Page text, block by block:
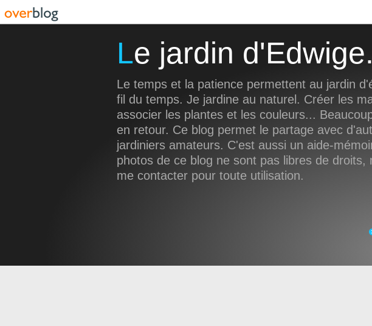
Le jardin d'Edwige.
Le temps et la patience permettent au jardin
fil du temps. Je jardine au naturel. Créer les
associer les plantes et les couleurs...
en retour. Ce blog permet le partage avec
jardiniers amateurs. C'est aussi un aide-
photos de ce blog ne sont pas libres de droits,
me contacter pour toute utilisation.